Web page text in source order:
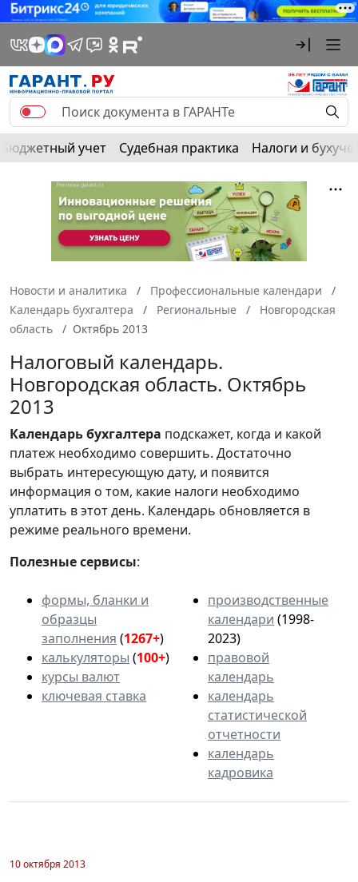
Бюджетный учет Судебная практика Налоги и
Новости и аналитика
Профессиональные календари
Календарь бухгалтера
Региональные
Новгородская
область
Октябрь 2013
Налоговый календарь.
Новгородская область. Октябрь
2013
Календарьбухгалтера подскажет, когда и какой
платеж необходимо совершить. Достаточно
выбрать интересующую дату, и появится
информация о том, какие налоги необходимо
уплатить в этот день. Календарь обновляется в
режиме реального времени.
Полезные сервисы:
формы, бланки и
образцы
заполнения (1267+)
калькуляторы (100+)
курсы валют
ключевая ставка
производственные
календари (1998-
2023)
правовой
календарь
календарь
статистической
отчетности
календарь
кадровика
10 октября 2013